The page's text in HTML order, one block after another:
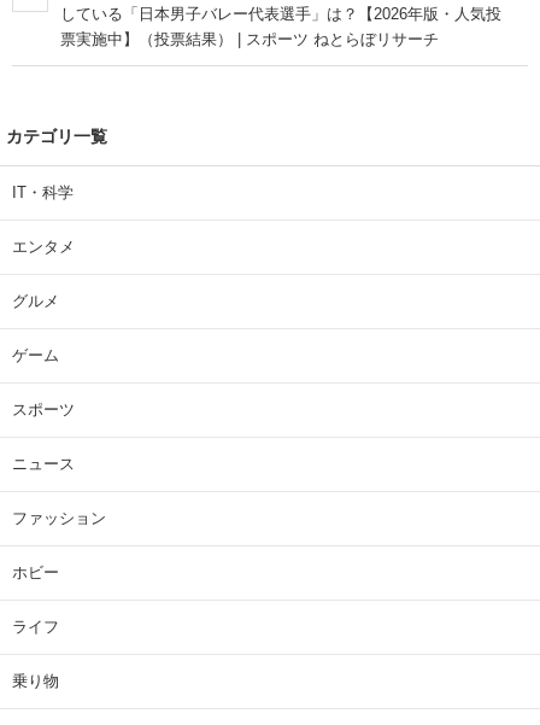
している「日本男子バレー代表選手」は？【2026年版・人気投
票実施中】（投票結果） | スポーツ ねとらぼリサーチ
カテゴリ一覧
IT・科学
エンタメ
グルメ
ゲーム
スポーツ
ニュース
ファッション
ホビー
ライフ
乗り物